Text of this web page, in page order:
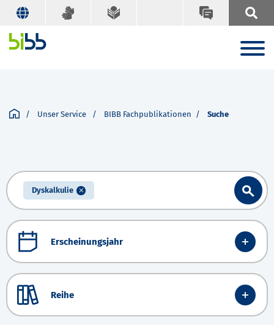
Unser Service BIBB Fachpublikationen Suche
Dyskalkulie
Erscheinungsjahr
Reihe